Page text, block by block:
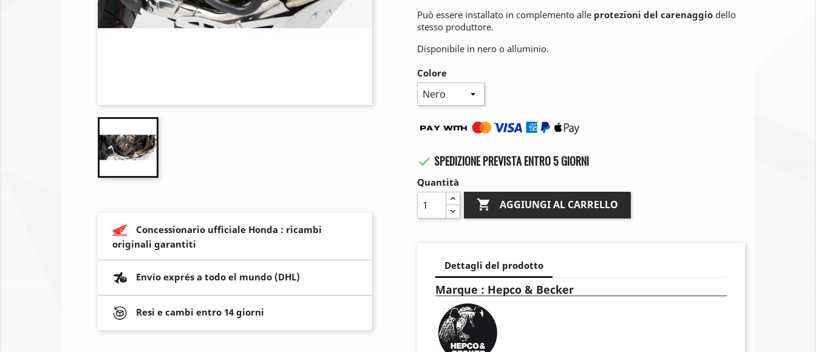
Concessionario ufficiale Honda : ricambi
originali garantiti
Envío exprés a todo el mundo (DHL)
Resi e cambi entro 14 giorni
Può essere installato in complemento alle protezioni del carenaggio dello
stesso produttore.
Disponibile in nero o alluminio.
Colore
 SPEDIZIONE PREVISTA ENTRO 5 GIORNI
Quantità
 AGGIUNGI AL CARRELLO
Dettagli del prodotto
Marque : Hepco & Becker